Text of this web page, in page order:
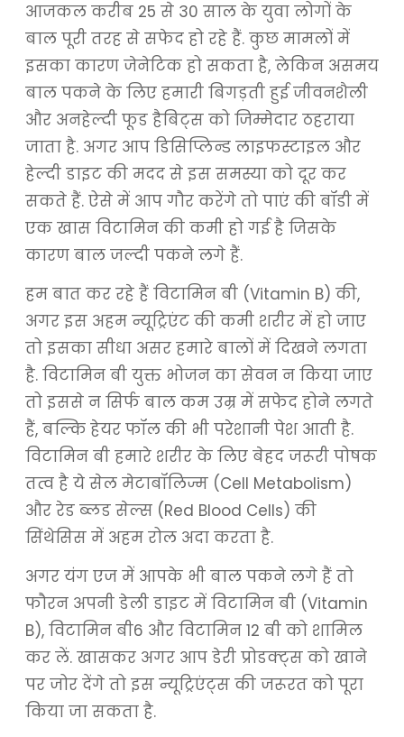
आजकल करीब 25 से 30 साल के युवा लोगों के
बाल पूरी तरह से सफेद हो रहे हैं. कुछ मामलों में
इसका कारण जेनेटिक हो सकता है, लेकिन असमय
बाल पकने के लिए हमारी बिगड़ती हुई जीवनशैली
और अनहेल्दी फूड हैबिट्स को जिम्मेदार ठहराया
जाता है. अगर आप डिसिप्लिन्ड लाइफस्टाइल और
हेल्दी डाइट की मदद से इस समस्या को दूर कर
सकते हैं. ऐसे में आप गौर करेंगे तो पाएं की बॉडी में
एक खास विटामिन की कमी हो गई है जिसके
कारण बाल जल्दी पकने लगे हैं.
हम बात कर रहे हैं विटामिन बी (Vitamin B) की,
अगर इस अहम न्यूट्रिएंट की कमी शरीर में हो जाए
तो इसका सीधा असर हमारे बालों में दिखने लगता
है. विटामिन बी युक्त भोजन का सेवन न किया जाए
तो इससे न सिर्फ बाल कम उम्र में सफेद होने लगते
हैं, बल्कि हेयर फॉल की भी परेशानी पेश आती है.
विटामिन बी हमारे शरीर के लिए बेहद जरूरी पोषक
तत्व है ये सेल मेटाबॉलिज्म (Cell Metabolism)
और रेड ब्लड सेल्स (Red Blood Cells) की
सिंथेसिस में अहम रोल अदा करता है.
अगर यंग एज में आपके भी बाल पकने लगे हैं तो
फौरन अपनी डेली डाइट में विटामिन बी (Vitamin
B), विटामिन बी6 और विटामिन 12 बी को शामिल
कर लें. खासकर अगर आप डेरी प्रोडक्ट्स को खाने
पर जोर देंगे तो इस न्यूट्रिएंट्स की जरूरत को पूरा
किया जा सकता है.